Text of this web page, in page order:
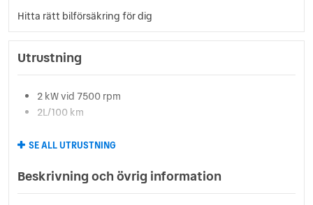
Hitta rätt bilförsäkring för dig
Utrustning
2 kW vid 7500 rpm
2L/100 km
SE ALL UTRUSTNING
Beskrivning och övrig information